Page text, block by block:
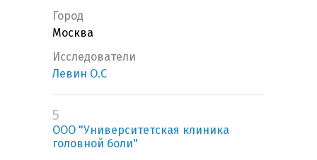
Город
Москва
Исследователи
Левин О.С
5
ООО "Университетская клиника
головной боли"